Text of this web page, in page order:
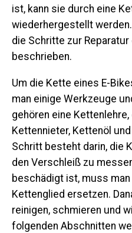
ist, kann sie durch eine
wiederhergestellt
die Schritte zur
beschrieben.
Um die Kette eines E-
man einige Werkzeuge
gehören eine
Kettennieter, Kettenöl
Schritt besteht darin, die
den Verschleiß zu
beschädigt ist, muss
Kettenglied ersetzen.
reinigen, schmieren und
folgenden Abschnitten